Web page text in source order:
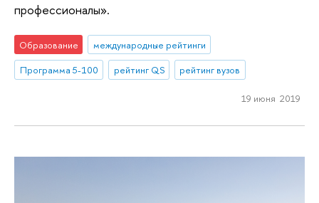
профессионалы».
Образование
международные рейтинги
Программа 5-100
рейтинг QS рейтинг вузов
19 июня 2019